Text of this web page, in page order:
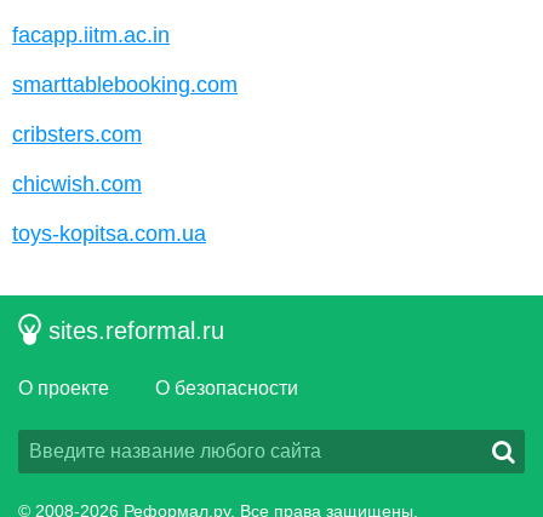
facapp.iitm.ac.in
smarttablebooking.com
cribsters.com
chicwish.com
toys-kopitsa.com.ua
sites.reformal.ru
О проекте О безопасности
© 2008-2026 Реформал.ру, Все права защищены.